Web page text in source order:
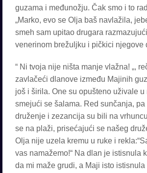
guzama i međunožju. Čak smo i to
„Marko, evo se Olja baš navlažila,
smeh sam upitao drugara
venerinom brežuljku i pičkici njegove
“ Ni tvoja nije ništa manje vlažna! „,
zavlačeći dlanove između Majinih
još i širila. One su opušteno uživale u
smejući se šalama. Red sunčanja,
druženje i zezancija su bili na
se na plaži, prisećajući se našeg
Olja nije uzela kremu u ruke i
vas namažemo!“ Na dlan je istisnula
da mi maže grudi, a Maji isto istisnula